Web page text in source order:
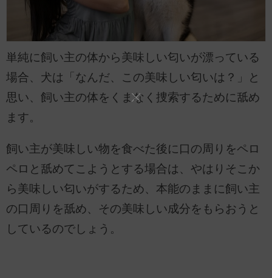
単純に飼い主の体から美味しい匂いが漂っている
場合、犬は「なんだ、この美味しい匂いは？」と
思い、飼い主の体をくまなく捜索するために舐め
ます。
飼い主が美味しい物を食べた後に口の周りをペロ
ペロと舐めてこようとする場合は、やはりそこか
ら美味しい匂いがするため、本能のままに飼い主
の口周りを舐め、その美味しい成分をもらおうと
しているのでしょう。